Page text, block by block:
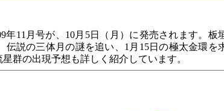
年11月号が、10月5日（月）に発売されます。板
説の三体月の謎を追い、1月15日の極太金環を
群の出現予想も詳しく紹介しています。